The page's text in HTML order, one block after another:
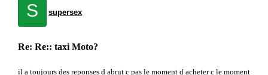
S supersex
Re: Re:: taxi Moto?
il a toujours des reponses d abrut c pas le moment d acheter c le moment